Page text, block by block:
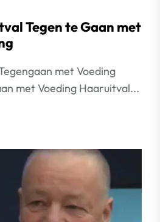
Tegen te Gaan met
met Voeding
met Voeding Haaruitval...